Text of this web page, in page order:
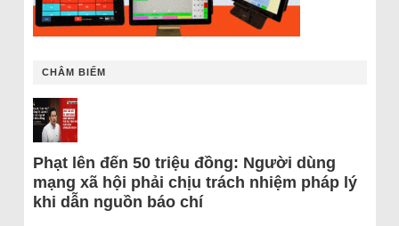
CHÂM BIẾM
Phạt lên đến 50 triệu đồng: Người dùng
mạng xã hội phải chịu trách nhiệm pháp lý
khi dẫn nguồn báo chí